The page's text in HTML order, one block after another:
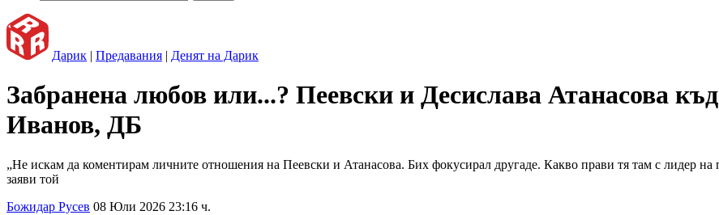
Дарик | Предавания | Денят на Дарик
Забранена любов или...? Пеевски и Десислава Атанасова
Иванов, ДБ
„Не искам да коментирам личните отношения на Пеевски и Атанасова. Бих фокусирал другаде. Какво прави тя там с лидер на
заяви той
Божидар Русев 08 Юли 2026 23:16 ч.